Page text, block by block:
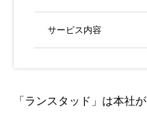
サービス内容
「ランスタッド」は本社